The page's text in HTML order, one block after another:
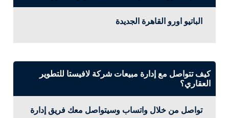
الباتيو اورو القاهرة الجديدة
كيف تتواصل مع إدارة مبيعات شركة لافيستا للتطوير
العقاري؟
تواصل من خلال واتساب وسيتواصل معك فريق إدارة